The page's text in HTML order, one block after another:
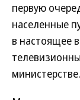
первую
населенные
в настоящее
министерстве.